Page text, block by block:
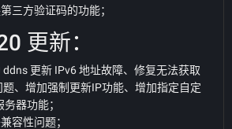
三方验证码的功能；
更新：
更新 IPv6 地址故障、修复无法获取
题、增加强制更新IP功能、增加指定自定
务器功能；
容性问题；